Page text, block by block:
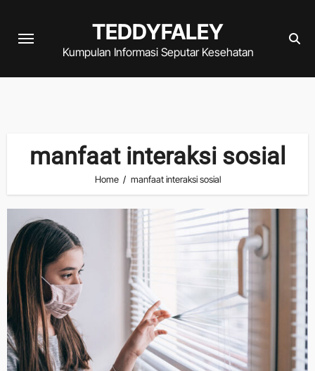
TEDDYFALEY
Kumpulan Informasi Seputar Kesehatan
manfaat interaksi sosial
Home manfaat interaksi sosial